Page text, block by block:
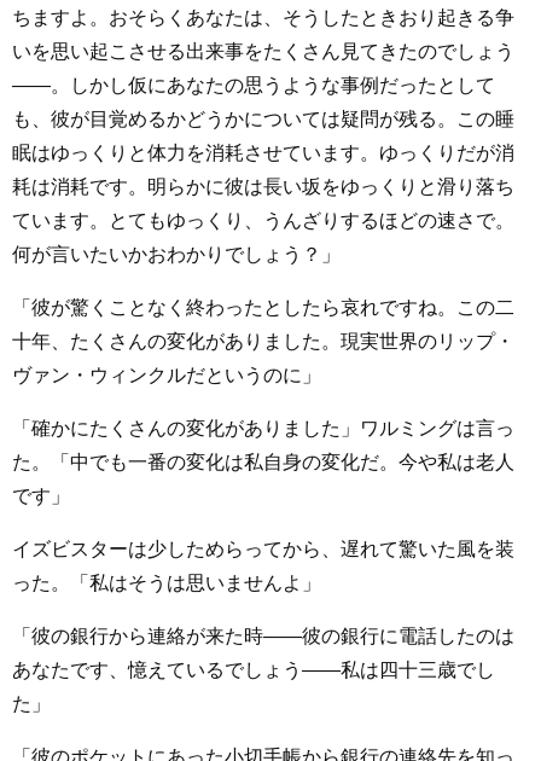
ちますよ。おそらくあなたは、そうしたときおり起きる争
いを思い起こさせる出来事をたくさん見てきたのでしょう
――。しかし仮にあなたの思うような事例だったとして
も、彼が目覚めるかどうかについては疑問が残る。この睡
眠はゆっくりと体力を消耗させています。ゆっくりだが消
耗は消耗です。明らかに彼は長い坂をゆっくりと滑り落ち
ています。とてもゆっくり、うんざりするほどの速さで。
何が言いたいかおわかりでしょう？」
「彼が驚くことなく終わったとしたら哀れですね。この二
十年、たくさんの変化がありました。現実世界のリップ・
ヴァン・ウィンクルだというのに」
「確かにたくさんの変化がありました」ワルミングは言っ
た。「中でも一番の変化は私自身の変化だ。今や私は老人
です」
イズビスターは少しためらってから、遅れて驚いた風を装
った。「私はそうは思いませんよ」
「彼の銀行から連絡が来た時――彼の銀行に電話したのは
あなたです、憶えているでしょう――私は四十三歳でし
た」
「彼のポケットにあった小切手帳から銀行の連絡先を知っ